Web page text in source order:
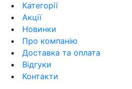
Категорії
Акції
Новинки
Про компанію
Доставка та оплата
Відгуки
Контакти